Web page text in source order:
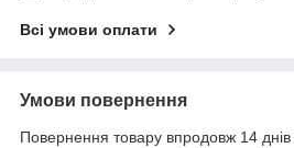
Всі умови оплати
Умови повернення
Повернення товару впродовж 14